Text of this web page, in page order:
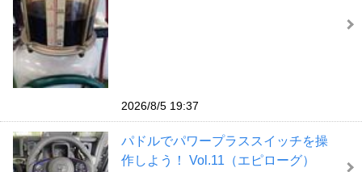
2026/8/5 19:37
パドルでパワープラススイッチを操
作しよう！ Vol.11（エピローグ）